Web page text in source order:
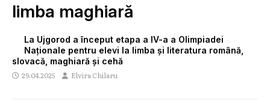
limba maghiară
La Ujgorod a început etapa a IV-a a Olimpiadei
Naționale pentru elevi la limba și literatura română,
slovacă, maghiară și cehă
29.04.2025 Elvira Chilaru